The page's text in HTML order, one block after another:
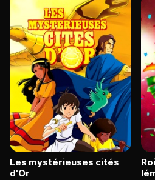
Les mystérieuses cités
d'Or